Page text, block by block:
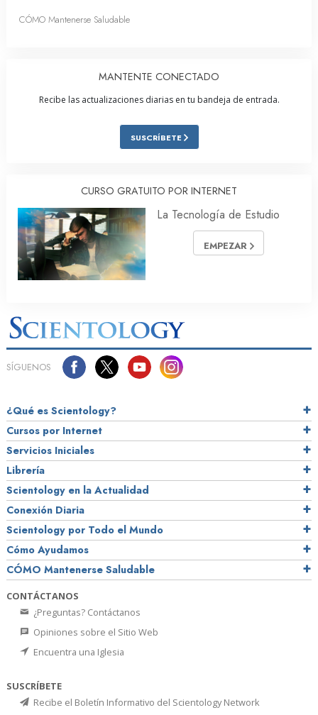
CÓMO Mantenerse Saludable
MANTENTE CONECTADO
Recibe las actualizaciones diarias en tu bandeja de entrada.
SUSCRÍBETE
CURSO GRATUITO POR INTERNET
La Tecnología de Estudio
EMPEZAR
SÍGUENOS
¿Qué es Scientology?
Cursos por Internet
Servicios Iniciales
Librería
Scientology en la Actualidad
Conexión Diaria
Scientology por Todo el Mundo
Cómo Ayudamos
CÓMO Mantenerse Saludable
CONTÁCTANOS
¿Preguntas? Contáctanos
Opiniones sobre el Sitio Web
Encuentra una Iglesia
SUSCRÍBETE
Recibe el Boletín Informativo del Scientology Network